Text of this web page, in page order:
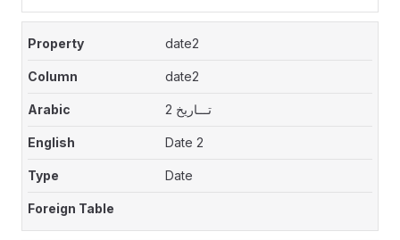
date2
date2
تـــاريخ 2
Date 2
Date